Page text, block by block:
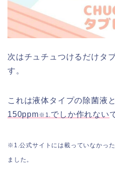
次はチュチュつけるだけタ
す。
これは液体タイプの除菌液
150ppm※1. でしか作れない
※1.公式サイトには載っていなかっ
ました。